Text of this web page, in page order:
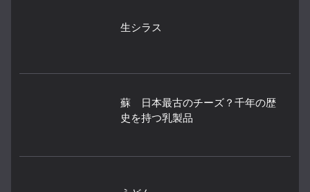
生シラス
蘇 日本最古のチーズ？千年の歴
史を持つ乳製品